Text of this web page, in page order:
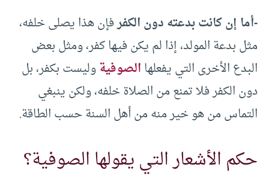
-أما إن كانت بدعته دون الكفرفإن هذا يصلى خلفه،
مثل بدعة المولد، إذا لم يكن فيها كفر، ومثل بعض
البدع الأخرى التي يفعلهاالصوفيةوليست بكفر، بل
دون الكفر فلا تمنع من الصلاة خلفه، ولكن ينبغي
التماس من هو خير منه من أهل السنة حسب الطاقة.
حكم الأشعار التي يقولها الصوفية؟